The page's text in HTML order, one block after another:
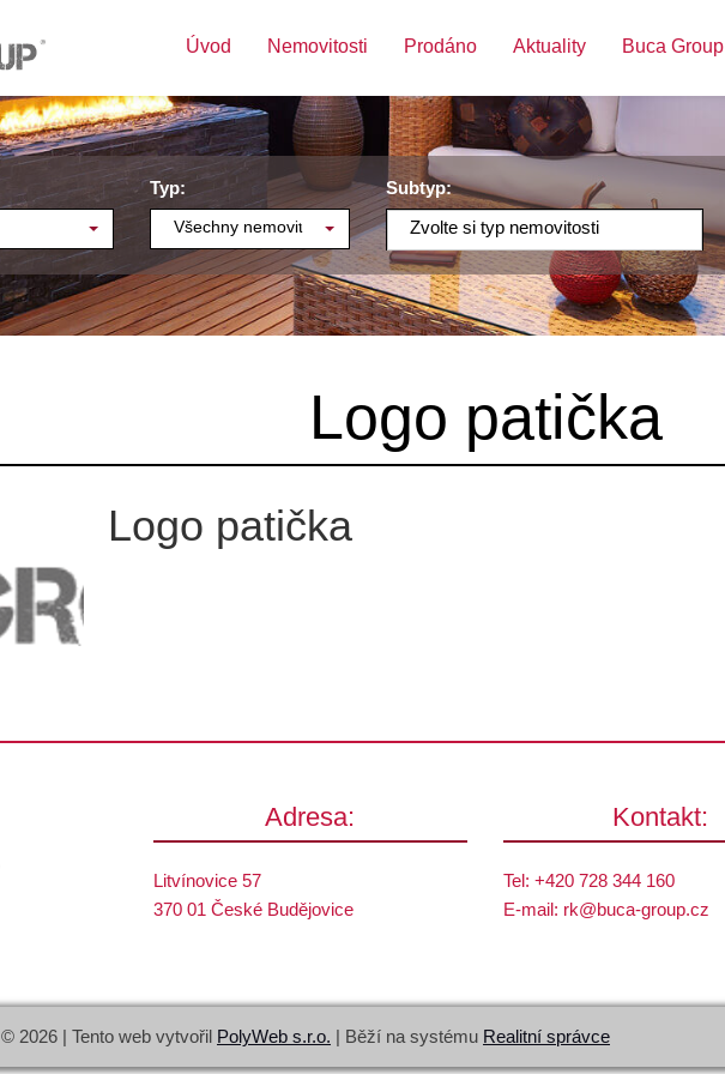
Úvod Nemovitosti Prodáno Aktuality Buca Group
Typ:
Všechny nemovitosti
Subtyp:
Zvolte si typ nemovitosti
Logo patička
Logo patička
Adresa:
Litvínovice 57
370 01 České Budějovice
Kontakt:
Tel: +420 728 344 160
E-mail: rk@buca-group.cz
© 2026 | Tento web vytvořil PolyWeb s.r.o. | Běží na systému Realitní správce